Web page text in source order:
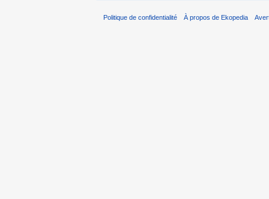
Politique de confidentialité À propos de Ekopedia